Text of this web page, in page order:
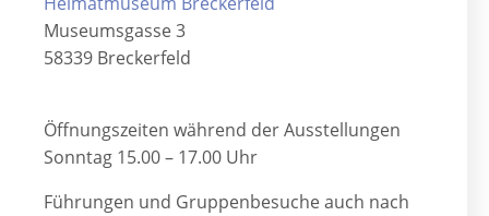
Museumsgasse 3
58339 Breckerfeld
Öffnungszeiten während der Ausstellungen
Sonntag 15.00 – 17.00 Uhr
Führungen und Gruppenbesuche auch nach